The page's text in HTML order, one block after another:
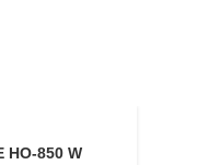
HO-850 W